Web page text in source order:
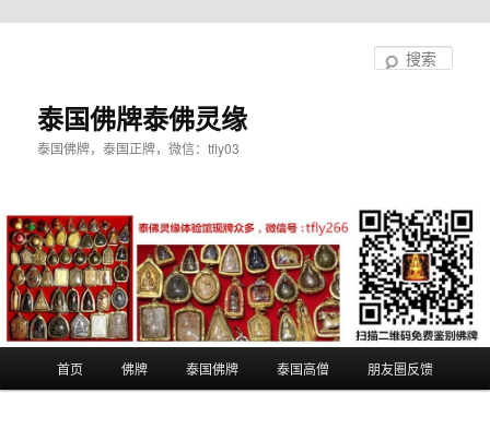
泰国佛牌泰佛灵缘
泰国佛牌，泰国正牌，微信：tfly03
首页 佛牌 泰国佛牌 泰国高僧 朋友圈反馈